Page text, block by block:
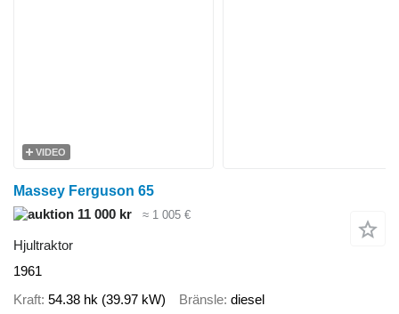
VIDEO
Massey Ferguson 65
11 000 kr
≈ 1 005 €
Hjultraktor
1961
Kraft 54.38 hk (39.97 kW) Bränsle diesel